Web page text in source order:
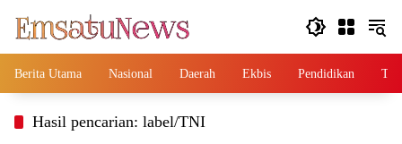
Berita Utama Nasional Daerah Ekbis Pendidikan
Hasil pencarian: label/TNI